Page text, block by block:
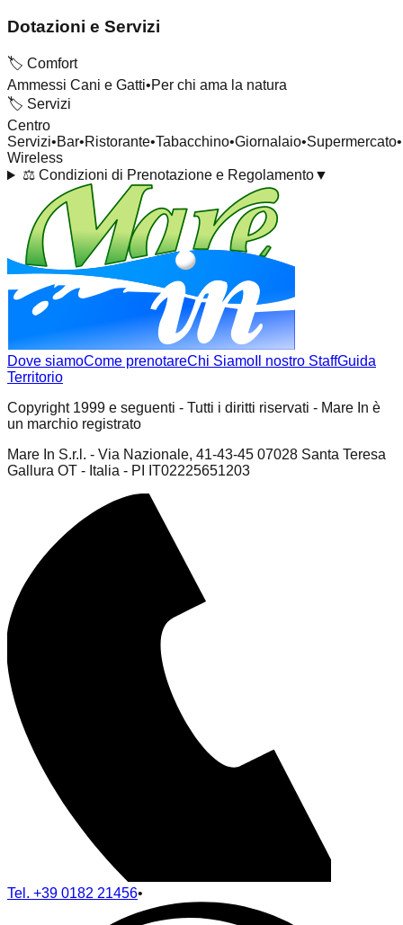
Dotazioni e Servizi
🏷️ Comfort
Ammessi Cani e Gatti•Per chi ama la natura
🏷️ Servizi
Centro
Servizi•Bar•Ristorante•Tabacchino•Giornalaio•Supermercato•
Wireless
⚖️ Condizioni di Prenotazione e Regolamento▼
Dove siamoCome prenotareChi Siamo Il nostro StaffGuida
Territorio
Copyright 1999 e seguenti - Tutti i diritti riservati - Mare In è
un marchio registrato
Mare In S.r.l. - Via Nazionale, 41-43-45 07028 Santa Teresa
Gallura OT - Italia - PI IT02225651203
Tel. +39 0182 21456•